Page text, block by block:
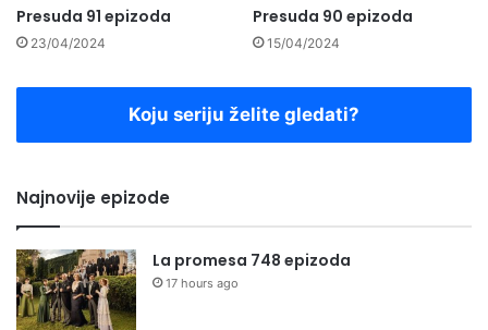
Presuda 91 epizoda
23/04/2024
Presuda 90 epizoda
15/04/2024
Koju seriju želite gledati?
Najnovije epizode
La promesa 748 epizoda
17 hours ago